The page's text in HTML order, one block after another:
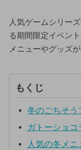
人気ゲームシリー
る期間限定イベン
メニューやグッズ
もくじ
冬のごちそう
ガトーショコ
人気の冬メニ